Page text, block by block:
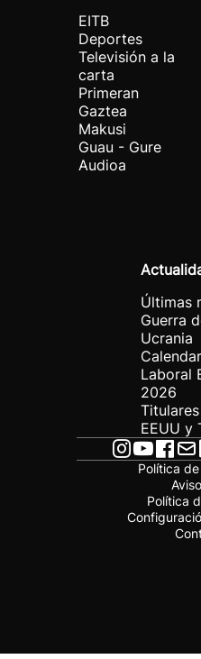
EITB
Deportes
Televisión a la
carta
Primeran
Gaztea
Makusi
Guau - Gure
Audioa
Últimas
Guerra
Ucrania
Laboral
2026
EEUU y
Política
Política